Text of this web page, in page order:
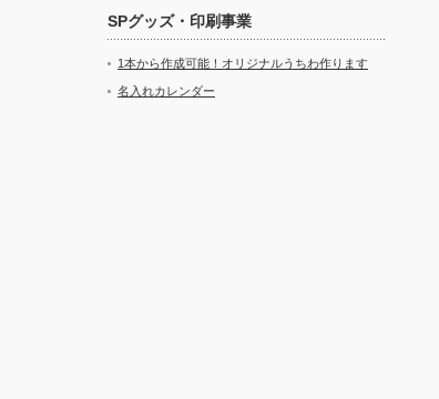
SPグッズ・印刷事業
1本から作成可能！オリジナルうちわ作ります
名入れカレンダー